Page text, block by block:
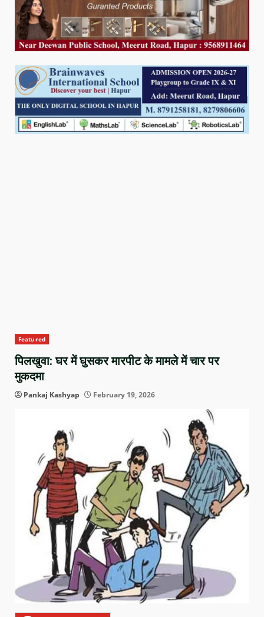
Featured
पिलखुवा: घर में घुसकर मारपीट के मामले में चार पर
मुकदमा
Pankaj Kashyap February 19, 2026